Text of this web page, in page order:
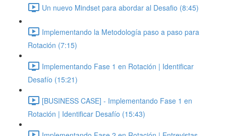
Un nuevo Mindset para abordar al Desafio (8:45)
Implementando la Metodología paso a paso para
Rotación (7:15)
Implementando Fase 1 en Rotación | Identificar
Desafío (15:21)
[BUSINESS CASE] - Implementando Fase 1 en
Rotación | Identificar Desafío (15:43)